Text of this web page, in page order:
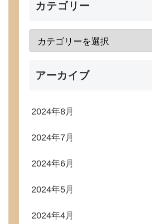
カテゴリー
アーカイブ
2024年8月
2024年7月
2024年6月
2024年5月
2024年4月